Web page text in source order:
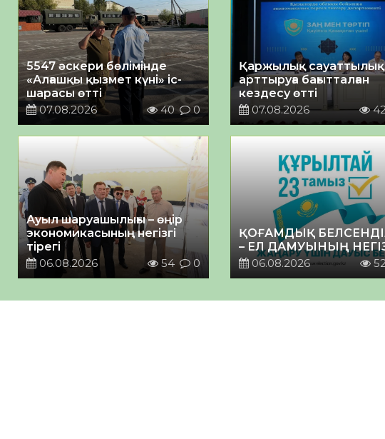
5547 әскери бөлімінде
«Алғашқы қызмет күні» іс-
шарасы өтті
07.08.2026
40 0
Қаржылық
арттыруға бағытталған
кездесу өтті
07.08.2026
Ауыл шаруашылығы – өңір
экономикасының негізгі
тірегі
06.08.2026
54 0
ҚОҒАМДЫҚ
– ЕЛ ДАМУЫНЫҢ
06.08.2026